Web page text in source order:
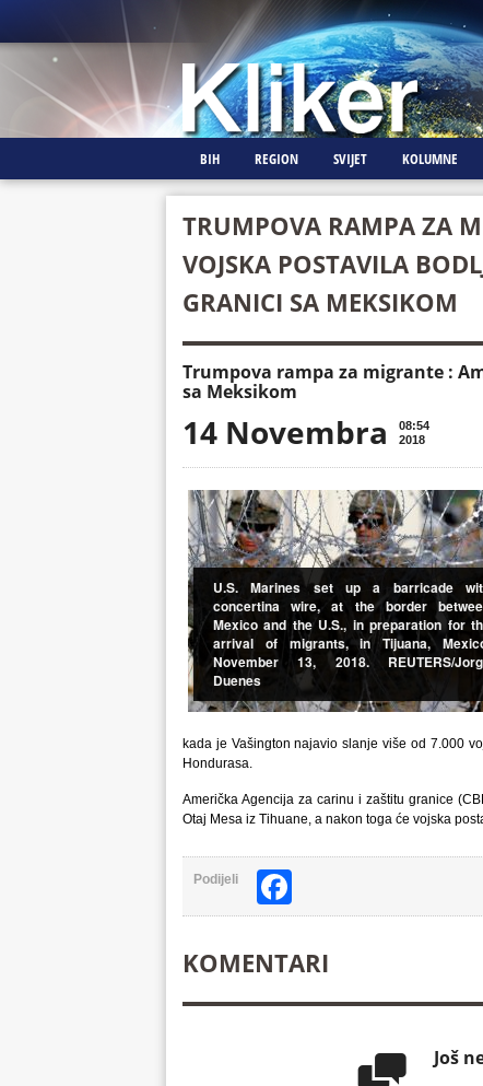
BIH REGION SVIJET KOLUMNE
TRUMPOVA RAMPA ZA
VOJSKA POSTAVILA
GRANICI SA MEKSIKOM
Trumpova rampa za migrante :
sa Meksikom
14 Novembra
08:54
2018
U.S. Marines set up a barricade
concertina wire, at the border
Mexico and the U.S., in preparation for
arrival of migrants, in Tijuana,
November 13, 2018. REUTERS/
Duenes
kada je Vašington najavio slanje više od 7.000
Hondurasa.
Američka Agencija za carinu i zaštitu granice
Otaj Mesa iz Tihuane, a nakon toga će vojska
Podijeli
KOMENTARI
 Još